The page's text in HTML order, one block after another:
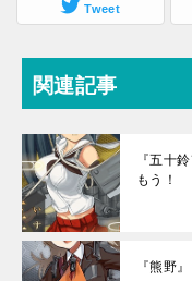
Tweet
関連記事
『五十
もう！
『熊野